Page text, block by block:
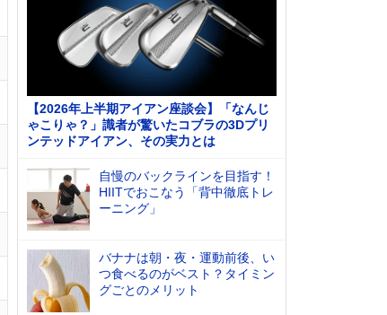
【2026年上半期アイアン座談会】「なんじ
ゃこりゃ？」識者が驚いたコブラの3Dプリ
ンテッドアイアン、その実力とは
自慢のバックラインを目指す！
HIITでおこなう「背中徹底トレ
ーニング」
バナナは朝・夜・運動前後、い
つ食べるのがベスト？タイミン
グごとのメリット